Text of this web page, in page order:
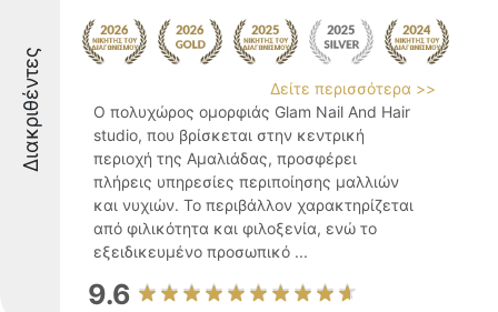
Διακριθέντες
Δείτε περισσότερα >>
Ο πολυχώρος ομορφιάς Glam Nail And Hair
studio, που βρίσκεται στην κεντρική
περιοχή της Αμαλιάδας, προσφέρει
πλήρεις υπηρεσίες περιποίησης μαλλιών
και νυχιών. Το περιβάλλον χαρακτηρίζεται
από φιλικότητα και φιλοξενία, ενώ το
εξειδικευμένο προσωπικό ...
9.6